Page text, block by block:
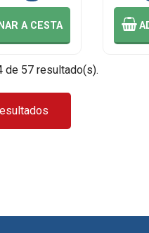
A CESTA
de 57 resultado(s).